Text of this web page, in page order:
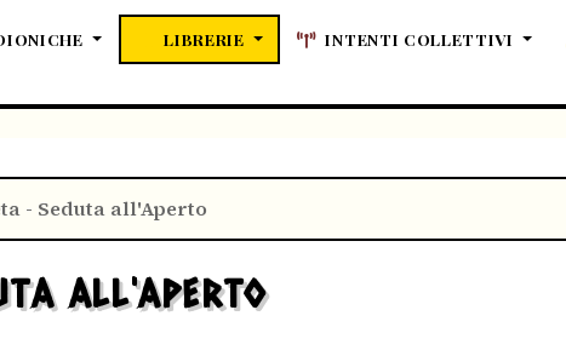
LIBRERIE INTENTI COLLETTIVI
- Seduta all'Aperto
ALL'APERTO